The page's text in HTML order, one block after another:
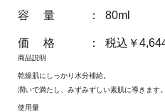
容 量 ： 80ml
価 格 ： 税込￥
商品説明
乾燥肌にしっかり水分補給。
潤いで満たし、みずみずしい素肌に導きます。
使用量